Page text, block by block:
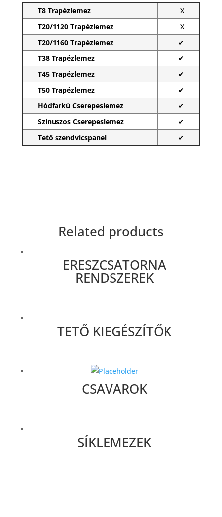
T8 Trapézlemez
X
T20/1120 Trapézlemez
X
T20/1160 Trapézlemez
✔
T38 Trapézlemez
✔
T45 Trapézlemez
✔
T50 Trapézlemez
✔
Hódfarkú Cserepeslemez
✔
Szinuszos Cserepeslemez
✔
Tető szendvicspanel
✔
Related products
ERESZCSATORNA
RENDSZEREK
TETŐ KIEGÉSZÍTŐK
CSAVAROK
SÍKLEMEZEK